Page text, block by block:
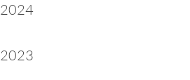
2024
2023